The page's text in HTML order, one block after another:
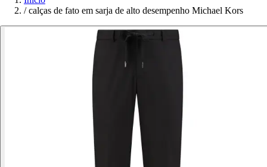
/ calças de fato em sarja de alto desempenho Michael Kors